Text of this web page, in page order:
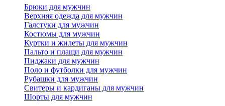
Брюки для мужчин
Верхняя одежда для мужчин
Галстуки для мужчин
Костюмы для мужчин
Куртки и жилеты для мужчин
Пальто и плащи для мужчин
Пиджаки для мужчин
Поло и футболки для мужчин
Рубашки для мужчин
Свитеры и кардиганы для мужчин
Шорты для мужчин